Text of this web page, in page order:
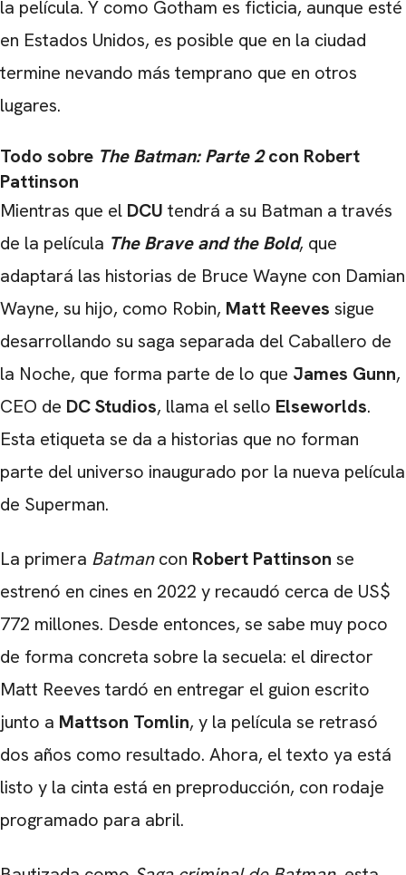
la película. Y como Gotham es ficticia, aunque esté
en Estados Unidos, es posible que en la ciudad
termine nevando más temprano que en otros
lugares.
Todo sobre The Batman: Parte 2con Robert
Pattinson
Mientras que el DCU tendrá a su Batman a través
de la película The Brave and the Bold, que
adaptará las historias de Bruce Wayne con Damian
Wayne, su hijo, como Robin, Matt Reeves sigue
desarrollando su saga separada del Caballero de
la Noche, que forma parte de lo que James Gunn,
CEO de DC Studios, llama el sello Elseworlds.
Esta etiqueta se da a historias que no forman
parte del universo inaugurado por la nueva película
de Superman.
La primera Batmancon Robert Pattinson se
estrenó en cines en 2022 y recaudó cerca de US$
772 millones. Desde entonces, se sabe muy poco
de forma concreta sobre la secuela: el director
Matt Reeves tardó en entregar el guion escrito
junto a Mattson Tomlin, y la película se retrasó
dos años como resultado. Ahora, el texto ya está
listo y la cinta está en preproducción, con rodaje
programado para abril.
CARREGANDO PUBLICIDADE